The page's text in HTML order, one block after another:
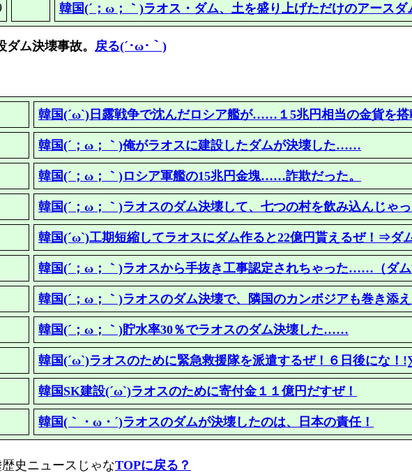
韓国(´；ω；｀)ラオス・ダム、土を盛り上げただけのアース
ム決壊事故。 戻る(´･ω･｀)
韓国(´ω`)日露戦争で沈んだロシア艦が……１5兆円相当の金貨を搭
韓国(´；ω；｀)俺がラオスに建設したダムが決壊した……
韓国(´；ω；｀)ロシア軍艦の15兆円金塊……詐欺だった。
韓国(´；ω；｀)ラオスのダム決壊して、七つの村を飲み込んじ
韓国(´ω`)工期短縮してラオスにダム作ると22億円貰えるぜ！⇒ダ
韓国(´；ω；｀)ラオスから手抜き工事認定されちゃった……（ダ
韓国(´；ω；｀)ラオスのダム決壊で、隣国のカンボジアも巻き添
韓国(´；ω；｀)貯水率30％でラオスのダム決壊した……
韓国(´ω`)ラオスのために緊急救援隊を派遣するぜ！６日後にな！
韓国SK建設(´ω`)ラオスのために寄付金１１億円だすぜ！
韓国(｀・ω・´)ラオスのダムが決壊したのは、日本の責任！
史ニュースじゃなTOPに戻る？